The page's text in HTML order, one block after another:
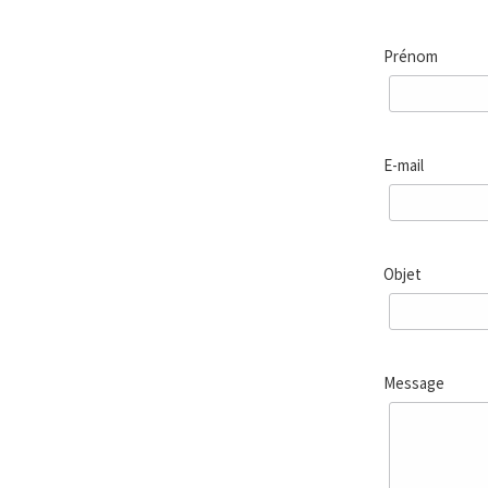
Prénom
E-mail
Objet
Message